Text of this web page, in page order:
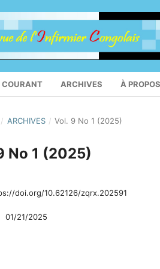
COURANT ARCHIVES À
/ ARCHIVES / Vol. 9 No 1 (2025)
No 1 (2025)
doi.org/10.62126/zqrx.202591
01/21/2025